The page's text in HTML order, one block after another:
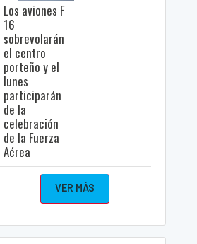
Los aviones F
16
sobrevolarán
el centro
porteño y el
lunes
participarán
de la
celebración
de la Fuerza
Aérea
VER MÁS